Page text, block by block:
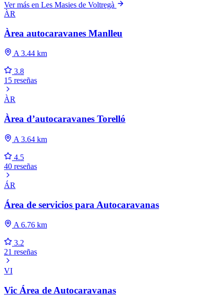
Ver más en Les Masies de Voltregà
ÀR
Àrea autocaravanes Manlleu
A 3.44 km
3.8
15 reseñas
ÀR
Àrea d’autocaravanes Torelló
A 3.64 km
4.5
40 reseñas
ÁR
Área de servicios para Autocaravanas
A 6.76 km
3.2
21 reseñas
VI
Vic Área de Autocaravanas